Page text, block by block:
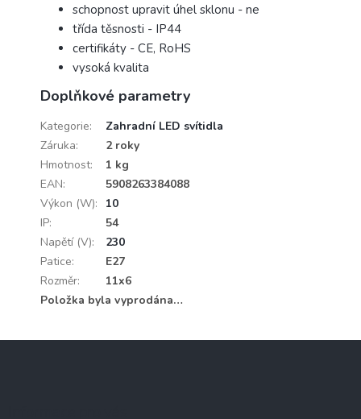
schopnost upravit úhel sklonu - ne
třída těsnosti - IP44
certifikáty - CE, RoHS
vysoká kvalita
Doplňkové parametry
Kategorie:
Zahradní LED svítidla
Záruka:
2 roky
Hmotnost:
1 kg
EAN:
5908263384088
Výkon (W):
10
IP:
54
Napětí (V):
230
Patice:
E27
Rozměr:
11x6
Položka byla vyprodána…